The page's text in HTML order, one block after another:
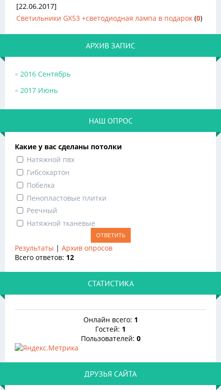
[22.06.2017]
Светильники GX53 +светодиодная лампа в подарок (0)
АРХИВ ЗАПИС
2016 Сентябрь
2017 Июнь
НАШ ОПРОС
Какие у вас сделаны потолки
Натяжной пвх
Гибсокартон
Побелка
Пенопластовые плитки
Реечный
Натяжной тканевые
Результаты | Архив опросов
Всего ответов: 12
СТАТИСТИКА
Онлайн всего: 1
Гостей: 1
Пользователей: 0
ДРУЗЬЯ САЙТА